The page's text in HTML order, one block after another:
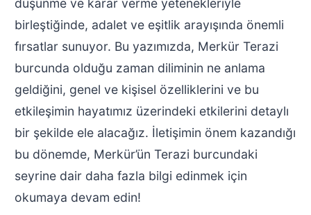
düşünme ve karar verme yetenekleriyle
birleştiğinde, adalet ve eşitlik arayışında önemli
fırsatlar sunuyor. Bu yazımızda, Merkür Terazi
burcunda olduğu zaman diliminin ne anlama
geldiğini, genel ve kişisel özelliklerini ve bu
etkileşimin hayatımız üzerindeki etkilerini detaylı
bir şekilde ele alacağız. İletişimin önem kazandığı
bu dönemde, Merkür’ün Terazi burcundaki
seyrine dair daha fazla bilgi edinmek için
okumaya devam edin!